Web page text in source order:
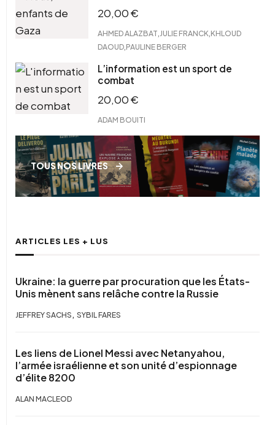
20,00€
AHMED ALAZBAT JULIE FRANCK KHLOUD
DAOUD PAULINE BERGER
L’information est un sport de
combat
20,00€
ADAM BOUITI
TOUS NOS LIVRES
ARTICLES LES + LUS
Ukraine: la guerre par procuration que les États-
Unis mènent sans relâche contre la Russie
JEFFREY SACHS , SYBIL FARES
Les liens de Lionel Messi avec Netanyahou,
l’armée israélienne et son unité d’espionnage
d’élite 8200
ALAN MACLEOD